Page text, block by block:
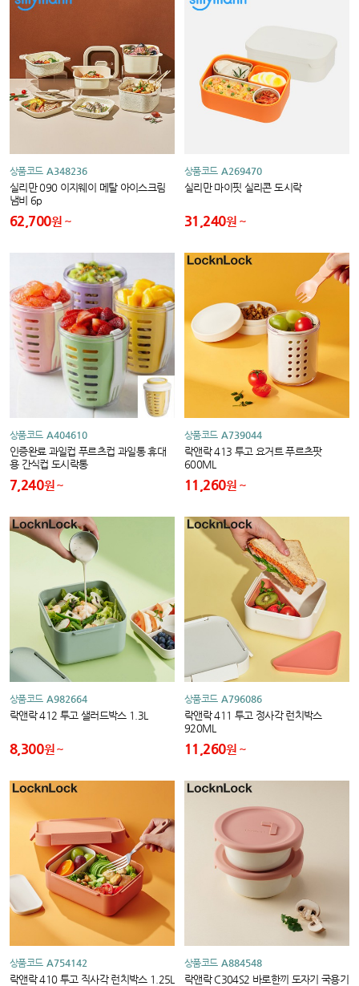
상품코드 A348236
실리만 090 이지웨이 메탈 아이스크림
냄비 6p
62,700원
상품코드 A269470
실리만 마이핏 실리콘 도시락
31,240원
상품코드 A404610
인증완료 과일컵 푸르츠컵 과일통 휴대
용 간식컵 도시락통
7,240원
상품코드 A739044
락앤락 413 투고 요거트 푸르츠팟
600ML
11,260원
상품코드 A982664
락앤락 412 투고 샐러드박스 1.3L
8,300원
상품코드 A796086
락앤락 411 투고 정사각 런치박스
920ML
11,260원
상품코드 A754142
락앤락 410 투고 직사각 런치박스 1.25L
상품코드 A884548
락앤락 C304S2 바로한끼 도자기 국용기